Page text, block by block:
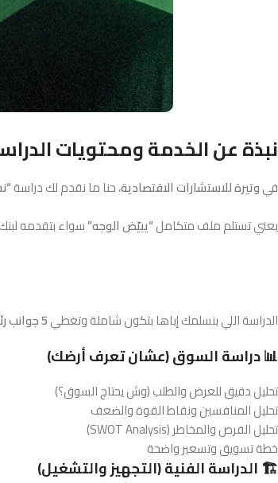
نبذة عن الخدمة ومحتويات
فيوتيرة للاستشارات الاقتصادية، حنا ما نقدم لك دراسة
يعني تستلم ملف متكامل“يبيّض الوجه”سواء بتقدمه
الدراسة اللي بنسلمك إياها بتكون شاملة وتغطي5 جوانب رئيسية
📊 دراسة السوق (عشان تعرف أرضك)
تحليل دقيق للعرض والطلب (وش يحتاج السوق؟)
تحليل المنافسين ونقاط القوة والضعف
تحليل الفرص والمخاطر (SWOT Analysis)
خطة تسويق وتسعير واضحة
🏗️ الدراسة الفنية (التجهيز والتشغيل)